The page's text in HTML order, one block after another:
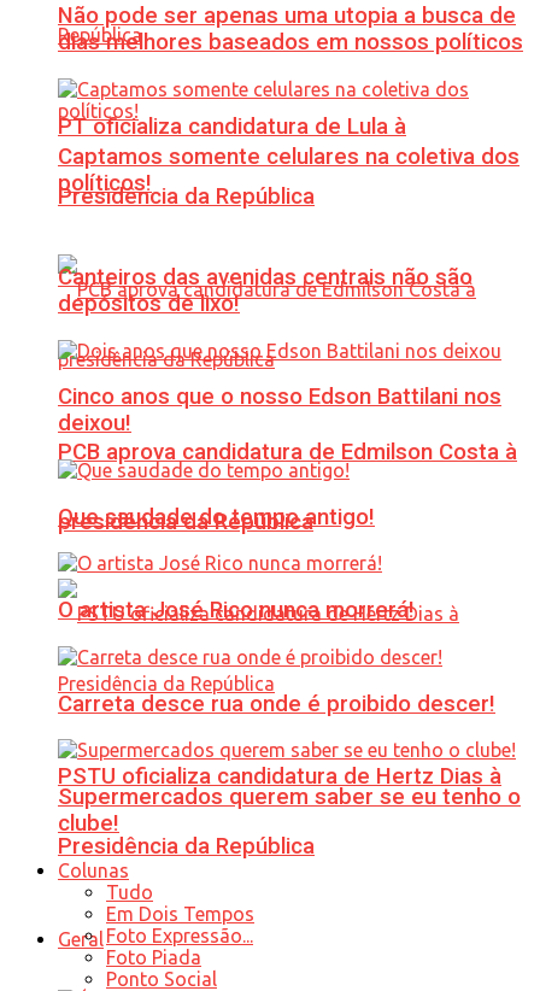
PT oficializa candidatura de Lula à
Presidência da República
PCB aprova candidatura de Edmilson Costa à
presidência da República
PSTU oficializa candidatura de Hertz Dias à
Presidência da República
Geral
Não pode ser apenas uma utopia a busca de
dias melhores baseados em nossos políticos
Captamos somente celulares na coletiva dos
políticos!
Canteiros das avenidas centrais não são
depósitos de lixo!
Cinco anos que o nosso Edson Battilani nos
deixou!
Que saudade do tempo antigo!
O artista José Rico nunca morrerá!
Carreta desce rua onde é proibido descer!
Supermercados querem saber se eu tenho o
clube!
Colunas
Tudo
Em Dois Tempos
Foto Expressão...
Foto Piada
Ponto Social